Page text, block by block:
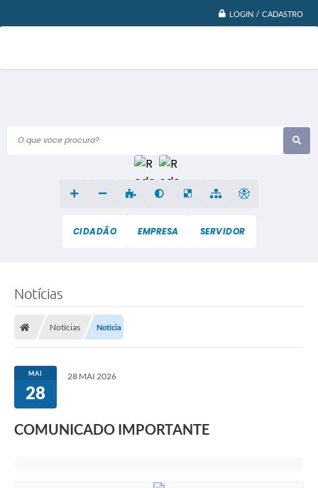
LOGIN / CADASTRO
O que voce procura?
CIDADÃO EMPRESA SERVIDOR
Notícias
Notícias Notícia
MAI
28
28 MAI 2026
COMUNICADO IMPORTANTE